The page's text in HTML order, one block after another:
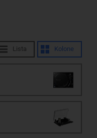
Lista Kolone